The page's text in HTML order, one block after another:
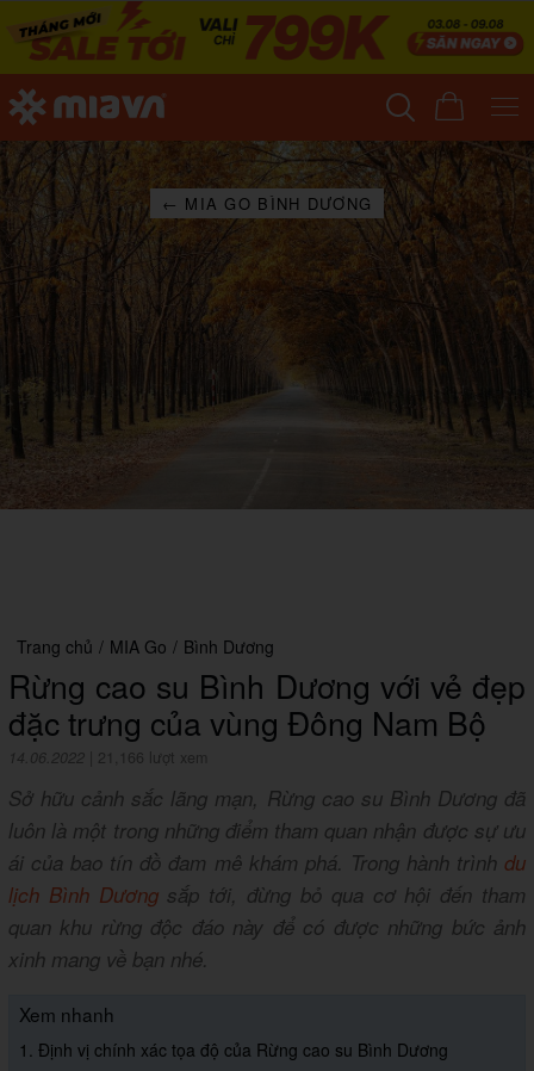
← MIA GO BÌNH DƯƠNG
Trang chủ / MIA Go / Bình Dương
Rừng cao su Bình Dương với vẻ đẹp
đặc trưng của vùng Đông Nam Bộ
14.06.2022 21,166 lượt xem
Sở hữu cảnh sắc lãng mạn, Rừng cao su Bình Dương đã
luôn là một trong những điểm tham quan nhận được sự ưu
ái của bao tín đồ đam mê khám phá. Trong hành trìnhdu
lịch Bình Dươngsắp tới, đừng bỏ qua cơ hội đến tham
quan khu rừng độc đáo này để có được những bức ảnh
xinh mang về bạn nhé.
Xem nhanh
1. Định vị chính xác tọa độ của Rừng cao su Bình Dương